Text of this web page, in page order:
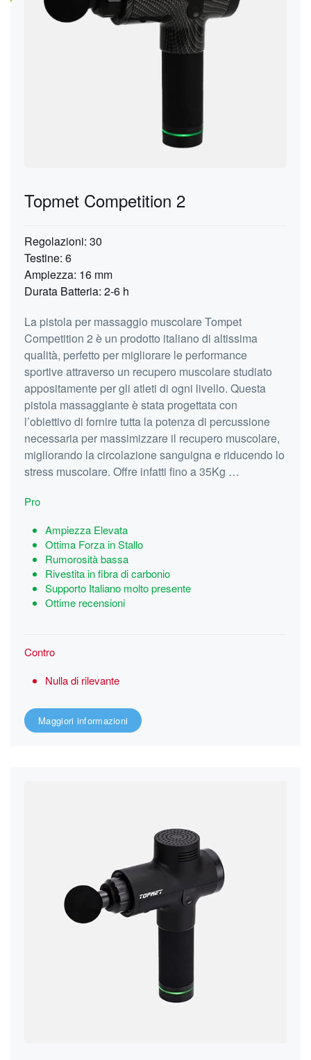
Topmet Competition 2
Regolazioni: 30
Testine: 6
Ampiezza: 16 mm
Durata Batteria: 2-6 h
La pistola per massaggio muscolare Tompet
Competition 2 è un prodotto italiano di altissima
qualità, perfetto per migliorare le performance
sportive attraverso un recupero muscolare studiato
appositamente per gli atleti di ogni livello. Questa
pistola massaggiante è stata progettata con
l’obiettivo di fornire tutta la potenza di percussione
necessaria per massimizzare il recupero muscolare,
migliorando la circolazione sanguigna e riducendo lo
stress muscolare. Offre infatti fino a 35Kg …
Pro
Ampiezza Elevata
Ottima Forza in Stallo
Rumorosità bassa
Rivestita in fibra di carbonio
Supporto Italiano molto presente
Ottime recensioni
Contro
Nulla di rilevante
Maggiori informazioni